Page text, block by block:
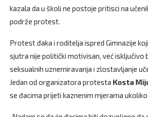
kazala da u školi ne postoje pritisci na
podrže protest.
Protest đaka i roditelja ispred Gimnazije
sjutra nije politički motivisan, već
seksualnih uznemiravanja i zlostavljanje
Jedan od organizatora protesta Kosta
se đacima prijeti kaznenim mjerama